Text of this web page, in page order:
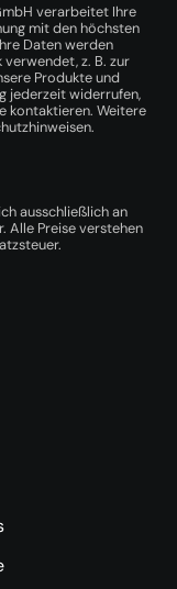
verarbeitet Ihre
mit den höchsten
Daten werden
z. B. zur
Produkte und
jederzeit widerrufen,
kontaktieren. Weitere
.
ausschließlich an
Alle Preise verstehen